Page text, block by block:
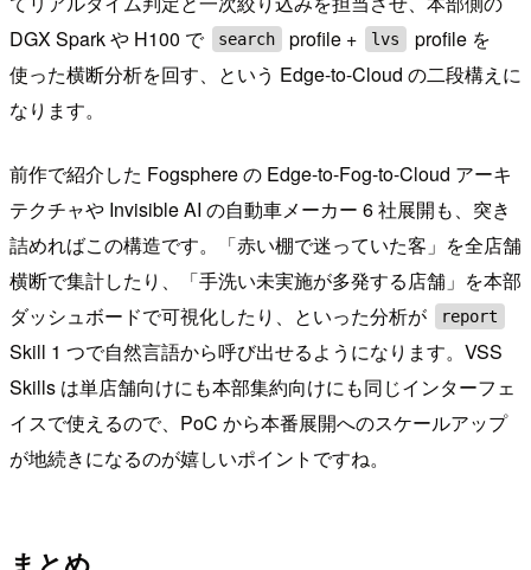
DGX Spark や H100 で
search profile + lvs
profile を
使った横断分析を回す、という Edge-to-Cloud の二段構えに
なります。
前作で紹介した Fogsphere の Edge-to-Fog-to-Cloud アーキ
テクチャや Invisible AI の自動車メーカー 6 社展開も、突き
詰めればこの構造です。「赤い棚で迷っていた客」を全店舗
横断で集計したり、「手洗い未実施が多発する店舗」を本部
ダッシュボードで可視化したり、といった分析が
report
Skill 1 つで自然言語から呼び出せるようになります。VSS
Skills は単店舗向けにも本部集約向けにも同じインターフェ
イスで使えるので、PoC から本番展開へのスケールアップ
が地続きになるのが嬉しいポイントですね。